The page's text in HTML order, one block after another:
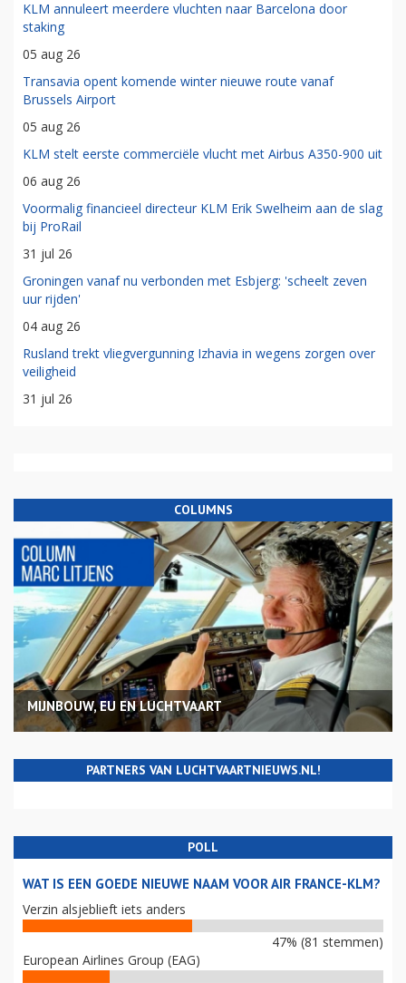
KLM annuleert meerdere vluchten naar Barcelona door
staking
05 aug 26
Transavia opent komende winter nieuwe route vanaf
Brussels Airport
05 aug 26
KLM stelt eerste commerciële vlucht met Airbus A350-900 uit
06 aug 26
Voormalig financieel directeur KLM Erik Swelheim aan de slag
bij ProRail
31 jul 26
Groningen vanaf nu verbonden met Esbjerg: 'scheelt zeven
uur rijden'
04 aug 26
Rusland trekt vliegvergunning Izhavia in wegens zorgen over
veiligheid
31 jul 26
COLUMNS
MIJNBOUW, EU EN LUCHTVAART
PARTNERS VAN LUCHTVAARTNIEUWS.NL!
POLL
WAT IS EEN GOEDE NIEUWE NAAM VOOR AIR FRANCE-KLM?
Verzin alsjeblieft iets anders
47% (81 stemmen)
European Airlines Group (EAG)